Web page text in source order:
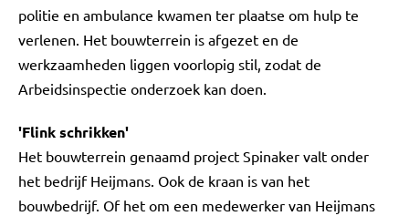
politie en ambulance kwamen ter plaatse om hulp te
verlenen. Het bouwterrein is afgezet en de
werkzaamheden liggen voorlopig stil, zodat de
Arbeidsinspectie onderzoek kan doen.
'Flink schrikken'
Het bouwterrein genaamd project Spinaker valt onder
het bedrijf Heijmans. Ook de kraan is van het
bouwbedrijf. Of het om een medewerker van Heijmans